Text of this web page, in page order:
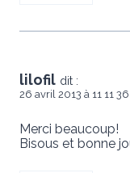
lilofil dit :
26 avril 2013 à 11 11
Merci beaucoup!
Bisous et bonne